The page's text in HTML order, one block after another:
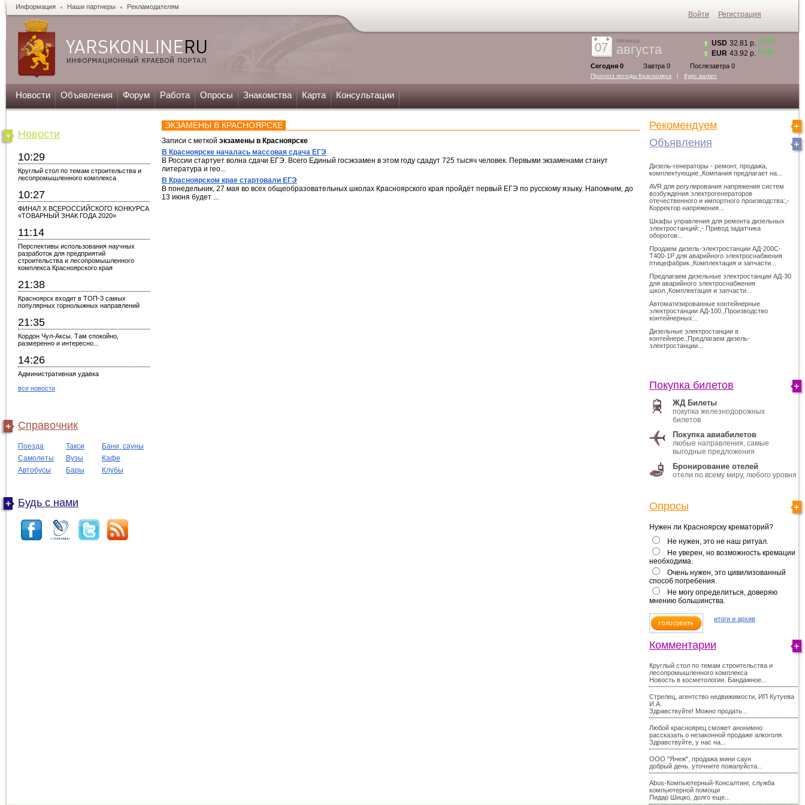
Информация Наши партнеры Рекламодателям
07
пятница
августа
Сегодня 0 Завтра 0 Послезавтра 0
Прогноз погоды Красноярск | Курс валют
USD 32.81 р. +0.15
EUR 43.92 р. +0.26
Новости Объявления Форум Работа Опросы Знакомства Карта Консультации
Новости
10:29
Круглый стол по темам строительства и
лесопромышленного комплекса
10:27
ФИНАЛ X ВСЕРОССИЙСКОГО КОНКУРСА
«ТОВАРНЫЙ ЗНАК ГОДА 2020»
11:14
Перспективы использования научных
разработок для предприятий
строительства и лесопромышленного
комплекса Красноярского края
21:38
Красноярск входит в ТОП-3 самых
популярных горнолыжных направлений
21:35
Кордон Чул-Аксы. Там спокойно,
размеренно и интересно...
14:26
Административная удавка
все новости
Справочник
Поезда Такси
Бани, сауны
Самолеты
Вузы
Кафе
Автобусы
Бары Клубы
Будь с нами
ЭКЗАМЕНЫ В КРАСНОЯРСКЕ
Записи с меткой экзамены в Красноярске
В Красноярске началась массовая сдача ЕГЭ
В России стартует волна сдачи ЕГЭ. Всего Единый госэкзамен в этом году сдадут 725 тысяч человек. Первыми экзаменами станут
литература и гео...
В Красноярском крае стартовали ЕГЭ
В понедельник, 27 мая во всех общеобразовательных школах Красноярского края пройдёт первый ЕГЭ по русскому языку. Напомним, до
13 июня будет ...
Рекомендуем
Объявления
Дизель-генераторы - ремонт, продажа,
комплектующие.,Компания предлагает на...
AVR для регулирования напряжения систем
возбуждения электрогенераторов
отечественного и импортного производства:,-
Корректор напряжения...
Шкафы управления для ремонта дизельных
электростанций:,- Привод задатчика
оборотов...
Продаем дизель-электростанции АД-200С-
Т400-1Р для аварийного электроснабжения
птицефабрик.,Комплектация и запчасти...
Предлагаем дизельные электростанции АД-30
для аварийного электроснабжения
школ.,Комплектация и запчасти...
Автоматизированные контейнерные
электростанции АД-100.,Производство
контейнерных...
Дизельные электростанции в
контейнере.,Предлагаем дизель-
электростанции...
Покупка билетов
ЖД Билеты
покупка железнодорожных
билетов
Покупка авиабилетов
любые направления, самые
выгодные предложения
Бронирование отелей
отели по всему миру, любого уровня
Опросы
Нужен ли Красноярску крематорий?
Не нужен, это не наш ритуал.
Не уверен, но возможность кремации
необходима.
Очень нужен, это цивилизованный
способ погребения.
Не могу определиться, доверяю
мнению большинства.
итоги и архив
Комментарии
Круглый стол по темам строительства и
лесопромышленного комплекса
Новость в косметологии. Бандажное...
Стрелец, агентство недвижимости, ИП Кутуева
И.А.
Здравствуйте! Можно продать...
Любой красноярец сможет анонимно
рассказать о незаконной продаже алкоголя.
Здравствуйте, у нас на...
ООО "Янеж", продажа мини саун
добрый день. уточните пожалуйста...
Abus-Компьютерный-Консалтинг, служба
компьютерной помощи
Пидар Шицко, долго еще...
Войти Регистрация